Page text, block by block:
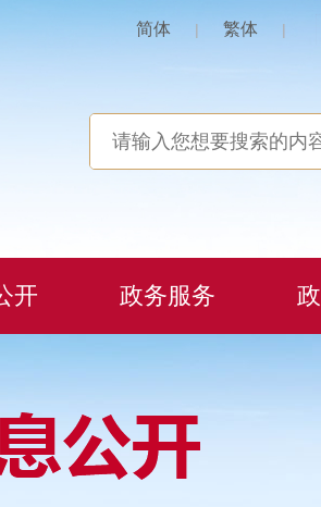
简体 | 繁体 |
开 政务服务